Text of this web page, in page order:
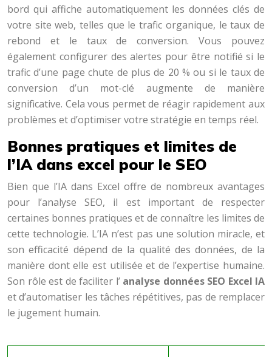
bord qui affiche automatiquement les données clés de
votre site web, telles que le trafic organique, le taux de
rebond et le taux de conversion. Vous pouvez
également configurer des alertes pour être notifié si le
trafic d’une page chute de plus de 20 % ou si le taux de
conversion d’un mot-clé augmente de manière
significative. Cela vous permet de réagir rapidement aux
problèmes et d’optimiser votre stratégie en temps réel.
Bonnes pratiques et limites de
l’IA dans excel pour le SEO
Bien que l’IA dans Excel offre de nombreux avantages
pour l’analyse SEO, il est important de respecter
certaines bonnes pratiques et de connaître les limites de
cette technologie. L’IA n’est pas une solution miracle, et
son efficacité dépend de la qualité des données, de la
manière dont elle est utilisée et de l’expertise humaine.
Son rôle est de faciliter l’ analyse données SEO Excel IA
et d’automatiser les tâches répétitives, pas de remplacer
le jugement humain.